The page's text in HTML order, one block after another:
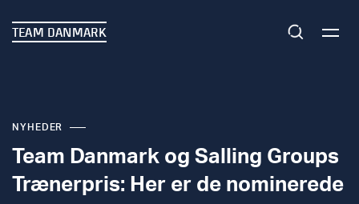
TEAM DANMARK
NYHEDER
Team Danmark og Salling Groups
Trænerpris: Her er de nominerede